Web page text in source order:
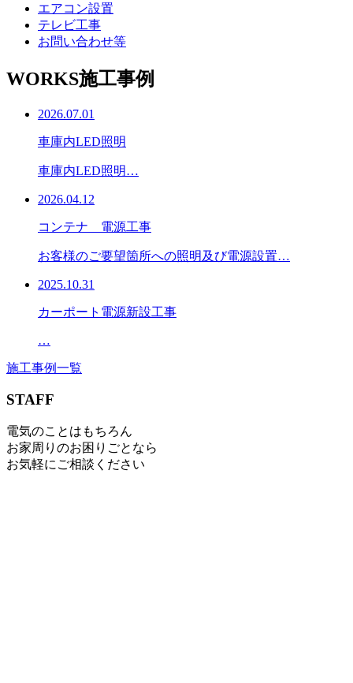
エアコン設置
テレビ工事
お問い合わせ等
WORKS施工事例
2026.07.01
車庫内LED照明
車庫内LED照明…
2026.04.12
コンテナ 電源工事
お客様のご要望箇所への照明及び電源設置…
2025.10.31
カーポート電源新設工事
…
施工事例一覧
STAFF
電気のことはもちろん
お家周りのお困りごとなら
お気軽にご相談ください